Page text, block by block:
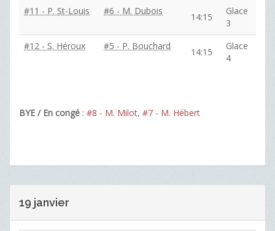
#11 - P. St-Louis
#6 - M. Dubois
14:15
Glace
3
#12 - S. Héroux
#5 - P. Bouchard
14:15
Glace
4
BYE / En congé : #8 - M. Milot, #7 - M. Hébert
19 janvier